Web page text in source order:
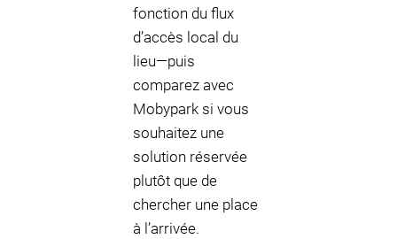
fonction du flux
d’accès local du
lieu—puis
comparez avec
Mobypark si vous
souhaitez une
solution réservée
plutôt que de
chercher une place
à l’arrivée.